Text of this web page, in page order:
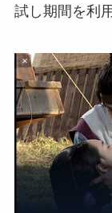
試し期間を利